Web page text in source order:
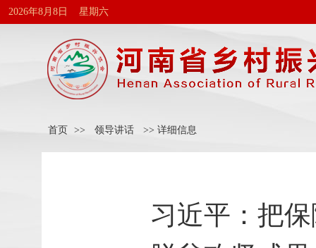
2026年8月8日 星期六
首页 >> 领导讲话 >> 详细信息
习近平：把